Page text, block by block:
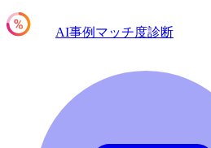
AI事例マッチ度診断